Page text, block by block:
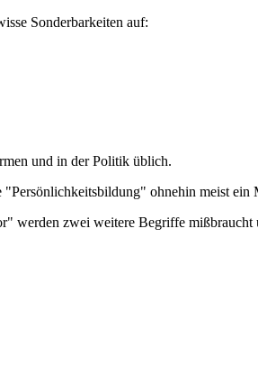
Sonderbarkeiten auf:
und in der Politik üblich.
ohnehin meist ein
werden zwei weitere Begriffe mißbraucht